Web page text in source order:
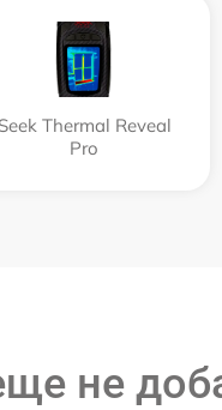
Seek Thermal Reveal
Pro
не